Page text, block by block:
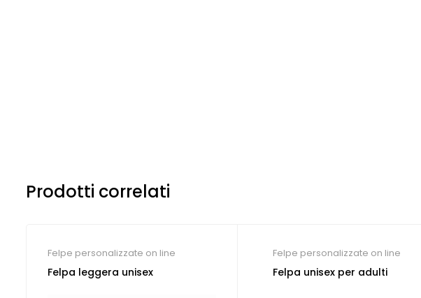
Prodotti correlati
Felpe personalizzate on line
Felpa leggera unisex
Felpe personalizzate on line
Felpa unisex per adulti